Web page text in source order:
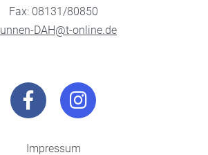
Fax: 08131/80850
DAH@t-online.de
Impressum